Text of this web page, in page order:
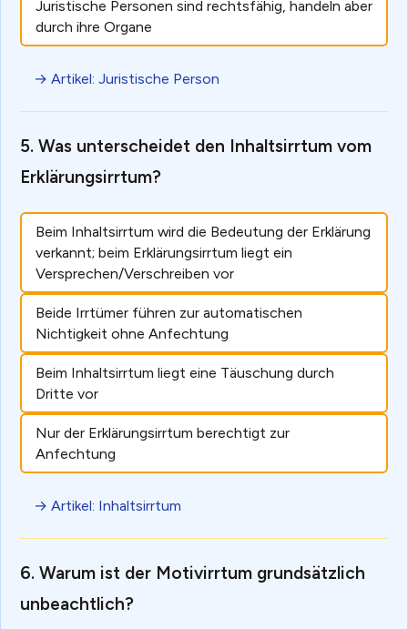
Juristische Personen sind rechtsfähig, handeln aber
durch ihre Organe
→ Artikel: Juristische Person
Was unterscheidet den Inhaltsirrtum vom
Erklärungsirrtum?
Beim Inhaltsirrtum wird die Bedeutung der Erklärung
verkannt; beim Erklärungsirrtum liegt ein
Versprechen/Verschreiben vor
Beide Irrtümer führen zur automatischen
Nichtigkeit ohne Anfechtung
Beim Inhaltsirrtum liegt eine Täuschung durch
Dritte vor
Nur der Erklärungsirrtum berechtigt zur
Anfechtung
→ Artikel: Inhaltsirrtum
Warum ist der Motivirrtum grundsätzlich
unbeachtlich?